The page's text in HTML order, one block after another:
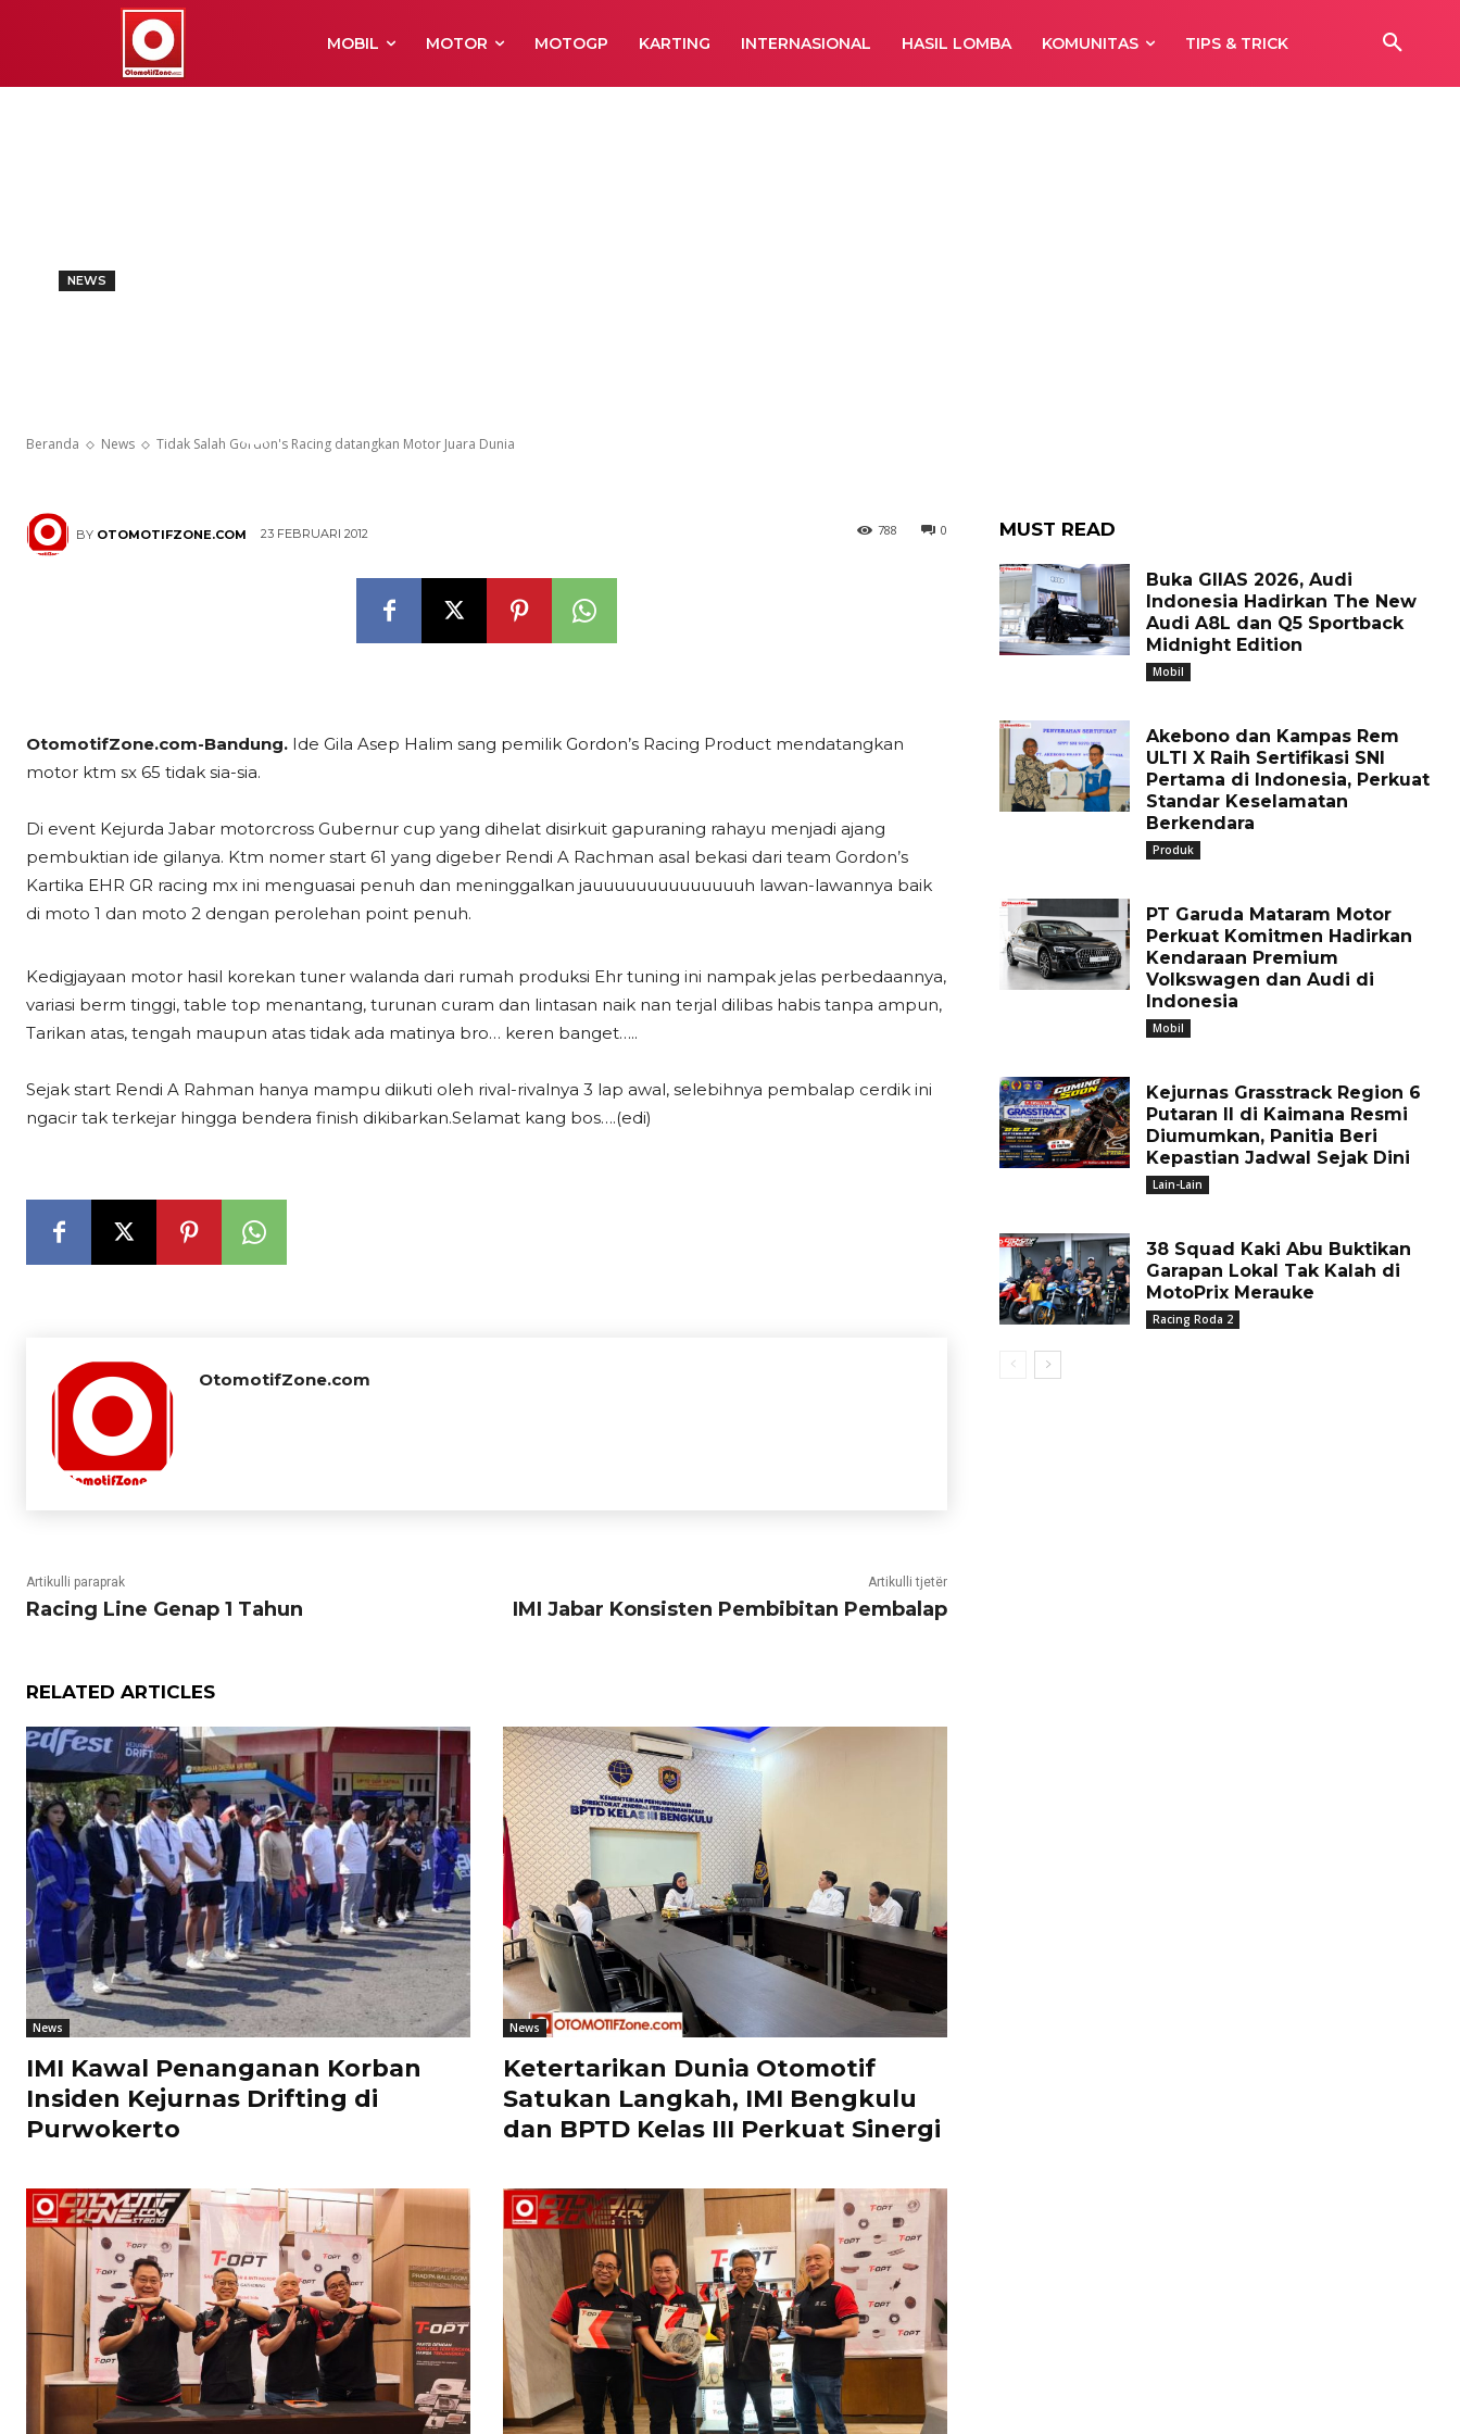
MOBIL MOTOR MOTOGP KARTING INTERNASIONAL HASIL LOMBA KOMUNITAS TIPS & TRICK
Beranda News Tidak Salah Gordon's Racing datangkan Motor Juara Dunia
NEWS
BY OTOMOTIFZONE.COM 23 FEBRUARI 2012 0
788
OtomotifZone.com-Bandung. Ide Gila Asep Halim sang pemilik Gordon’s Racing Product mendatangkan
motor ktm sx 65 tidak sia-sia.
Di event Kejurda Jabar motorcross Gubernur cup yang dihelat disirkuit gapuraning rahayu menjadi ajang
pembuktian ide gilanya. Ktm nomer start 61 yang digeber Rendi A Rachman asal bekasi dari team Gordon’s
Kartika EHR GR racing mx ini menguasai penuh dan meninggalkan jauuuuuuuuuuuuuuh lawan-lawannya baik
di moto 1 dan moto 2 dengan perolehan point penuh.
Kedigjayaan motor hasil korekan tuner walanda dari rumah produksi Ehr tuning ini nampak jelas perbedaannya,
variasi berm tinggi, table top menantang, turunan curam dan lintasan naik nan terjal dilibas habis tanpa ampun,
Tarikan atas, tengah maupun atas tidak ada matinya bro… keren banget…..
Sejak start Rendi A Rahman hanya mampu diikuti oleh rival-rivalnya 3 lap awal, selebihnya pembalap cerdik ini
ngacir tak terkejar hingga bendera finish dikibarkan.Selamat kang bos….(edi)
OtomotifZone.com
Artikulli paraprak
Racing Line Genap 1 Tahun
Artikulli tjetër
IMI Jabar Konsisten Pembibitan Pembalap
RELATED ARTICLES
News
IMI Kawal Penanganan Korban
Insiden Kejurnas Drifting di
Purwokerto
News
Ketertarikan Dunia Otomotif
Satukan Langkah, IMI Bengkulu
dan BPTD Kelas III Perkuat Sinergi
MUST READ
Buka GIIAS 2026, Audi
Indonesia Hadirkan The New
Audi A8L dan Q5 Sportback
Midnight Edition
Mobil
Akebono dan Kampas Rem
ULTI X Raih Sertifikasi SNI
Pertama di Indonesia, Perkuat
Standar Keselamatan
Berkendara
Produk
PT Garuda Mataram Motor
Perkuat Komitmen Hadirkan
Kendaraan Premium
Volkswagen dan Audi di
Indonesia
Mobil
Kejurnas Grasstrack Region 6
Putaran II di Kaimana Resmi
Diumumkan, Panitia Beri
Kepastian Jadwal Sejak Dini
Lain-Lain
38 Squad Kaki Abu Buktikan
Garapan Lokal Tak Kalah di
MotoPrix Merauke
Racing Roda 2